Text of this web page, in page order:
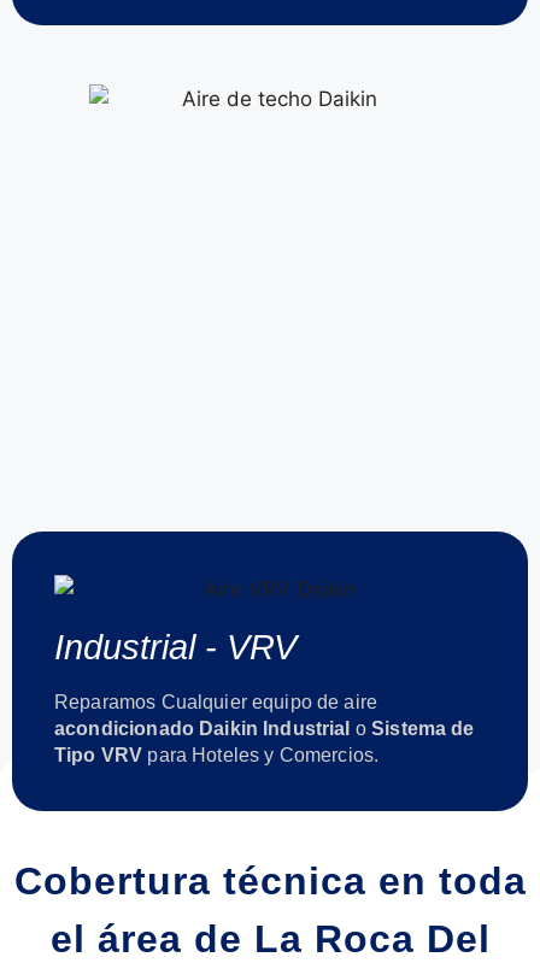
Industrial - VRV
Reparamos Cualquier equipo de aire
acondicionado Daikin Industrial oSistema de
Tipo VRV para Hoteles y Comercios.
Cobertura técnica en toda
el área de La Roca Del